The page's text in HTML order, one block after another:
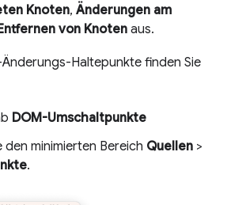
Knoten, Änderungen am
von Knoten aus.
Haltepunkte finden Sie
DOM-Umschaltpunkte
den minimierten Bereich Quellen >
.